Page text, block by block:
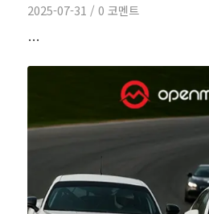
2025-07-31 / 0 코멘트
…